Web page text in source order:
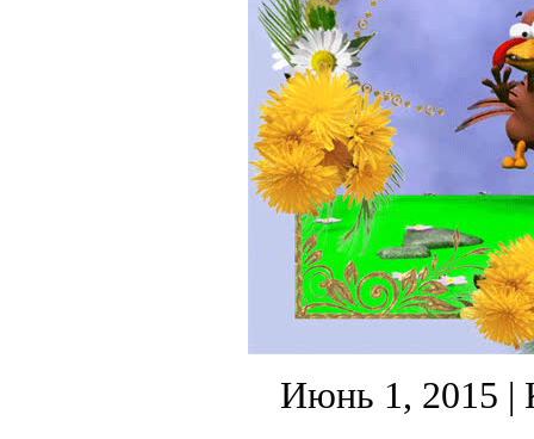
Июнь 1, 2015 |